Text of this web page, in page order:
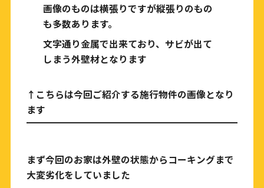
画像のものは横張りですが縦張りのもの
も多数あります。
文字通り金属で出来ており、サビが出て
しまう外壁材となります
↑こちらは今回ご紹介する施行物件の画像となり
ます
まず今回のお家は外壁の状態からコーキングまで
大変劣化をしていました